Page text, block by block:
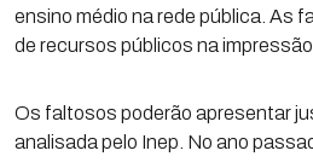
ensino médio na rede pública. As
de recursos públicos na
Os faltosos poderão apresentar
analisada pelo Inep. No ano